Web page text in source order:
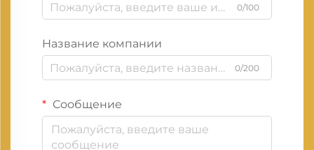
0/100
Название компании
0/200
Сообщение